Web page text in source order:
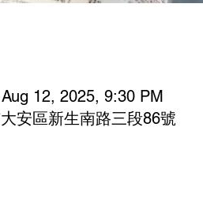
12, 2025, 9:30 PM
安區新生南路三段86號